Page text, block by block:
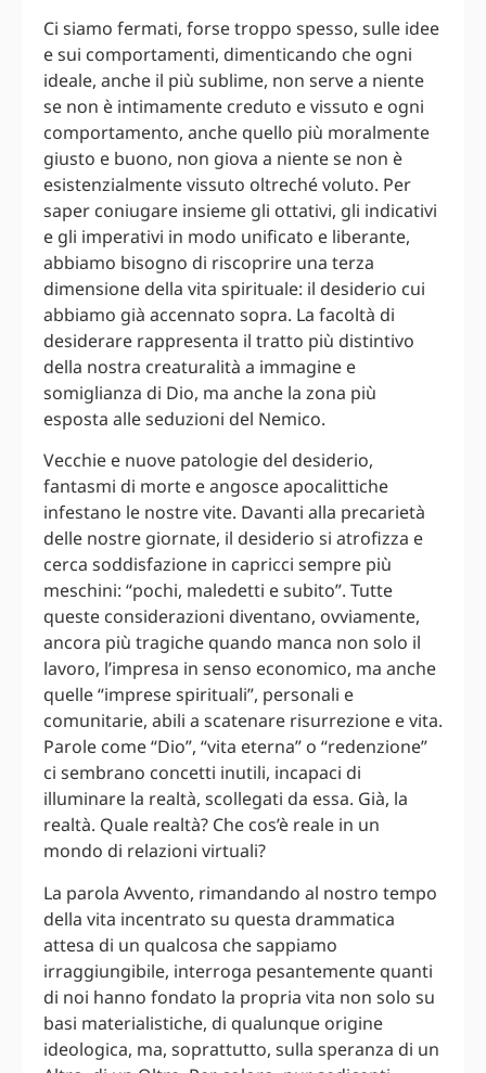
Ci siamo fermati, forse troppo spesso, sulle idee
e sui comportamenti, dimenticando che ogni
ideale, anche il più sublime, non serve a niente
se non è intimamente creduto e vissuto e ogni
comportamento, anche quello più moralmente
giusto e buono, non giova a niente se non è
esistenzialmente vissuto oltreché voluto. Per
saper coniugare insieme gli ottativi, gli indicativi
e gli imperativi in modo unificato e liberante,
abbiamo bisogno di riscoprire una terza
dimensione della vita spirituale: il desiderio cui
abbiamo già accennato sopra. La facoltà di
desiderare rappresenta il tratto più distintivo
della nostra creaturalità a immagine e
somiglianza di Dio, ma anche la zona più
esposta alle seduzioni del Nemico.
Vecchie e nuove patologie del desiderio,
fantasmi di morte e angosce apocalittiche
infestano le nostre vite. Davanti alla precarietà
delle nostre giornate, il desiderio si atrofizza e
cerca soddisfazione in capricci sempre più
meschini: “pochi, maledetti e subito”. Tutte
queste considerazioni diventano, ovviamente,
ancora più tragiche quando manca non solo il
lavoro, l’impresa in senso economico, ma anche
quelle “imprese spirituali”, personali e
comunitarie, abili a scatenare risurrezione e vita.
Parole come “Dio”, “vita eterna” o “redenzione”
ci sembrano concetti inutili, incapaci di
illuminare la realtà, scollegati da essa. Già, la
realtà. Quale realtà? Che cos’è reale in un
mondo di relazioni virtuali?
La parola Avvento, rimandando al nostro tempo
della vita incentrato su questa drammatica
attesa di un qualcosa che sappiamo
irraggiungibile, interroga pesantemente quanti
di noi hanno fondato la propria vita non solo su
basi materialistiche, di qualunque origine
ideologica, ma, soprattutto, sulla speranza di un